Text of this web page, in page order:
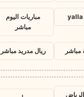
yalla
مباريات اليوم
مباشر
مباشر ريال مدريد مباشر